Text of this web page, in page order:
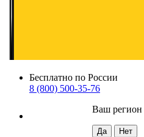
Бесплатно по России
8 (800) 500-35-76
Ваш регион